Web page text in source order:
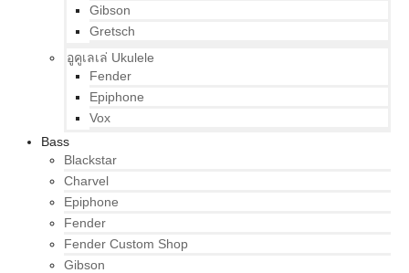
Gibson
Gretsch
อูคูเลเล่ Ukulele
Fender
Epiphone
Vox
Bass
Blackstar
Charvel
Epiphone
Fender
Fender Custom Shop
Gibson